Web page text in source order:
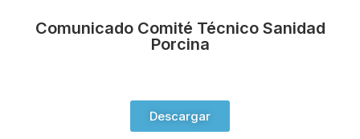
Comunicado Comité Técnico Sanidad
Porcina
Descargar